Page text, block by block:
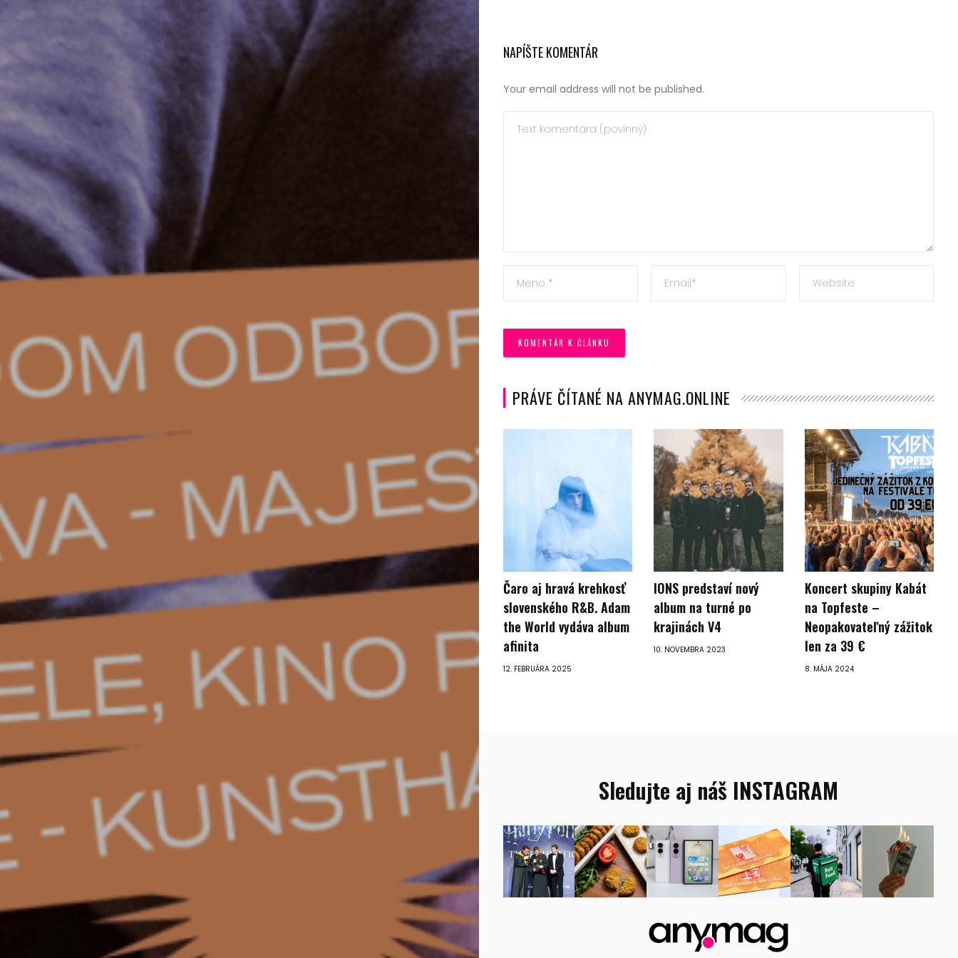
podnikanie
Spoločnosť,
recenzie
Technológie
Životný
štýl
Prevádzkovateľ
NAPÍŠTE KOMENTÁR
Your email address will not be published.
PRÁVE ČÍTANÉ NA ANYMAG.ONLINE
Čaro aj hravá krehkosť
slovenského R&B. Adam
the World vydáva album
afinita
12. FEBRUÁRA 2025
IONS predstaví nový
album na turné po
krajinách V4
10. NOVEMBRA 2023
Koncert skupiny Kabát
na Topfeste –
Neopakovateľný zážitok
len za 39 €
8. MÁJA 2024
Sledujte aj náš INSTAGRAM